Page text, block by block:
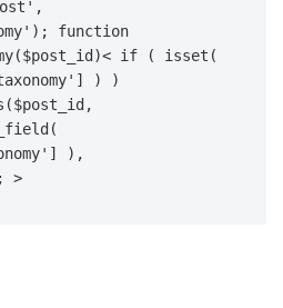
); function
($post_id)< if ( isset (
] ) )
>